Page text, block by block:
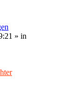
» in